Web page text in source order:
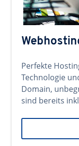
Perfekte
Technologie
Domain,
sind bereits